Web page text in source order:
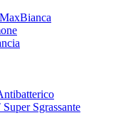
Sgrassante